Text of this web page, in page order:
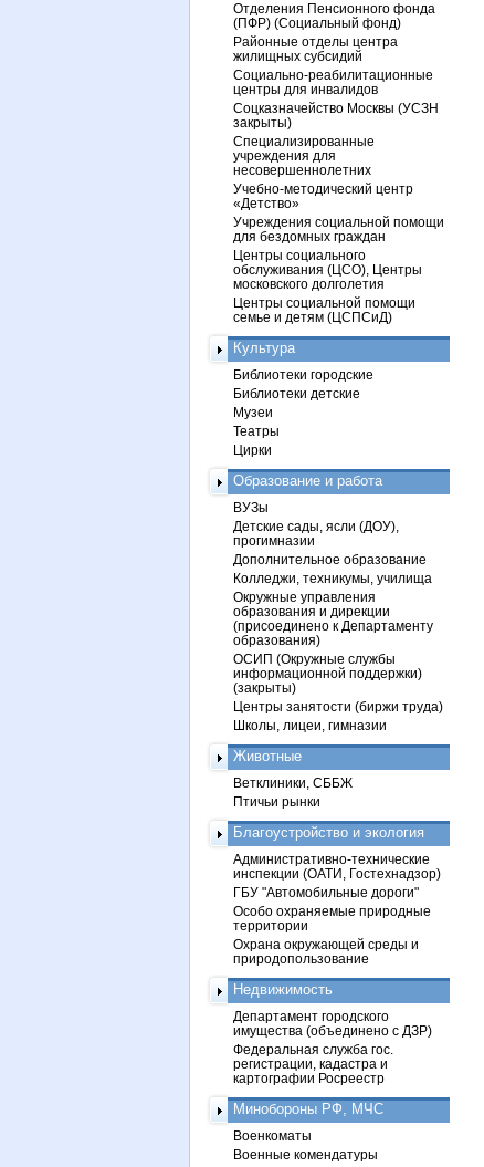
Отделения Пенсионного фонда
(ПФР) (Социальный фонд)
Районные отделы центра
жилищных субсидий
Социально-реабилитационные
центры для инвалидов
Соцказначейство Москвы (УСЗН
закрыты)
Специализированные
учреждения для
несовершеннолетних
Учебно-методический центр
«Детство»
Учреждения социальной помощи
для бездомных граждан
Центры социального
обслуживания (ЦСО), Центры
московского долголетия
Центры социальной помощи
семье и детям (ЦСПСиД)
Культура
Библиотеки городские
Библиотеки детские
Музеи
Театры
Цирки
Образование и работа
ВУЗы
Детские сады, ясли (ДОУ),
прогимназии
Дополнительное образование
Колледжи, техникумы, училища
Окружные управления
образования и дирекции
(присоединено к Департаменту
образования)
ОСИП (Окружные службы
информационной поддержки)
(закрыты)
Центры занятости (биржи труда)
Школы, лицеи, гимназии
Животные
Ветклиники, СББЖ
Птичьи рынки
Благоустройство и экология
Административно-технические
инспекции (ОАТИ, Гостехнадзор)
ГБУ "Автомобильные дороги"
Особо охраняемые природные
территории
Охрана окружающей среды и
природопользование
Недвижимость
Департамент городского
имущества (объединено с ДЗР)
Федеральная служба гос.
регистрации, кадастра и
картографии Росреестр
Минобороны РФ, МЧС
Военкоматы
Военные комендатуры